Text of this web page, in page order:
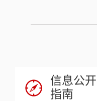
信息公开
指南